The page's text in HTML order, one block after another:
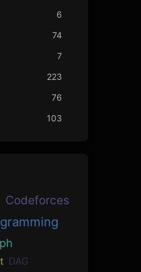
6
74
7
223
76
103
Codeforces
DAG